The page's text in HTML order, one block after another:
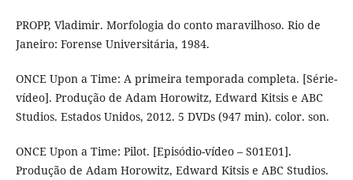
PROPP, Vladimir. Morfologia do conto maravilhoso. Rio de
Janeiro: Forense Universitária, 1984.
ONCE Upon a Time: A primeira temporada completa. [Série-
vídeo]. Produção de Adam Horowitz, Edward Kitsis e ABC
Studios. Estados Unidos, 2012. 5 DVDs (947 min). color. son.
ONCE Upon a Time: Pilot. [Episódio-vídeo – S01E01].
Produção de Adam Horowitz, Edward Kitsis e ABC Studios.